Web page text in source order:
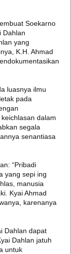
Soekarno
Dahlan
yang
K.H. Ahmad
luasnya ilmu
pada
dalam
segala
senantiasa
“Pribadi
yang sepi ing
manusia
Kyai Ahmad
karenanya
Dahlan dapat
Dahlan jatuh
untuk